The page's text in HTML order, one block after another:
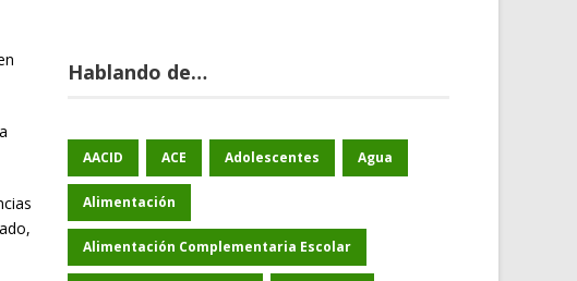
Hablando de…
AACID ACE Adolescentes Agua
Alimentación
Alimentación Complementaria Escolar